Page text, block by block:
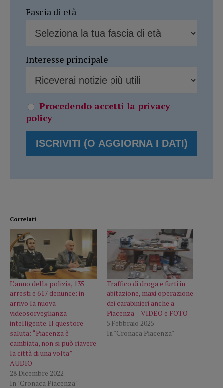
Fascia di età
Interesse principale
Procedendo accetti la privacy
policy
Correlati
L’anno della polizia, 135
arresti e 617 denunce: in
arrivo la nuova
videosorveglianza
intelligente. Il questore
saluta: “Piacenza è
cambiata, non si può riavere
la città di una volta” –
AUDIO
28 Dicembre 2022
In "Cronaca Piacenza"
Traffico di droga e furti in
abitazione, maxi operazione
dei carabinieri anche a
Piacenza – VIDEO e FOTO
5 Febbraio 2025
In "Cronaca Piacenza"